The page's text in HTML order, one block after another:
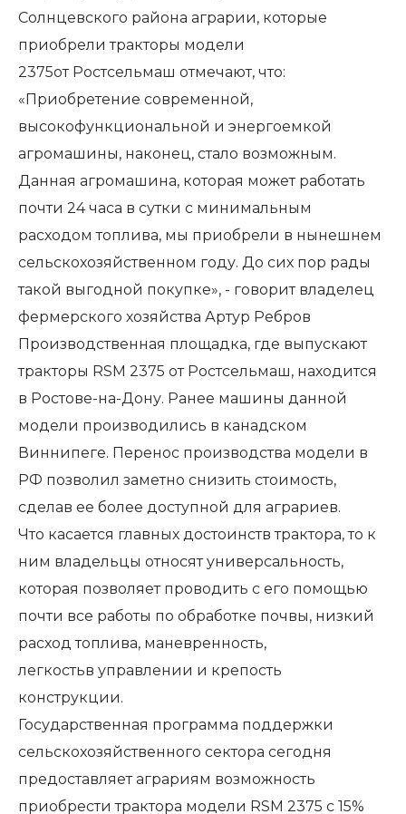
Солнцевского района аграрии, которые
приобрели тракторы модели
2375от Ростсельмаш отмечают, что:
«Приобретение современной,
высокофункциональной и энергоемкой
агромашины, наконец, стало возможным.
Данная агромашина, которая может работать
почти 24 часа в сутки с минимальным
расходом топлива, мы приобрели в нынешнем
сельскохозяйственном году. До сих пор рады
такой выгодной покупке», - говорит владелец
фермерского хозяйства Артур Ребров
Производственная площадка, где выпускают
тракторы RSM 2375 от Ростсельмаш, находится
в Ростове-на-Дону. Ранее машины данной
модели производились в канадском
Виннипеге. Перенос производства модели в
РФ позволил заметно снизить стоимость,
сделав ее более доступной для аграриев.
Что касается главных достоинств трактора, то к
ним владельцы относят универсальность,
которая позволяет проводить с его помощью
почти все работы по обработке почвы, низкий
расход топлива, маневренность,
легкостьв управлении и крепость
конструкции.
Государственная программа поддержки
сельскохозяйственного сектора сегодня
предоставляет аграриям возможность
приобрести трактора модели RSM 2375 с 15%